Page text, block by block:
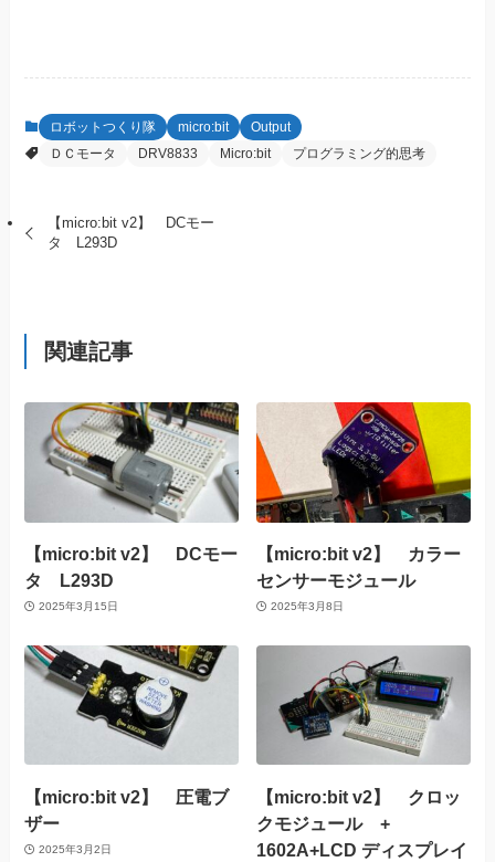
ロボットつくり隊 micro:bit
Output
ＤＣモータ
DRV8833 Micro:bit プログラミング的思考
【micro:bit v2】 DCモー
タ L293D
関連記事
【micro:bit v2】 DCモー
タ L293D
2025年3月15日
【micro:bit v2】 カラー
センサーモジュール
2025年3月8日
【micro:bit v2】 圧電ブ
ザー
2025年3月2日
【micro:bit v2】 クロッ
クモジュール +
1602A+LCD ディスプレイ